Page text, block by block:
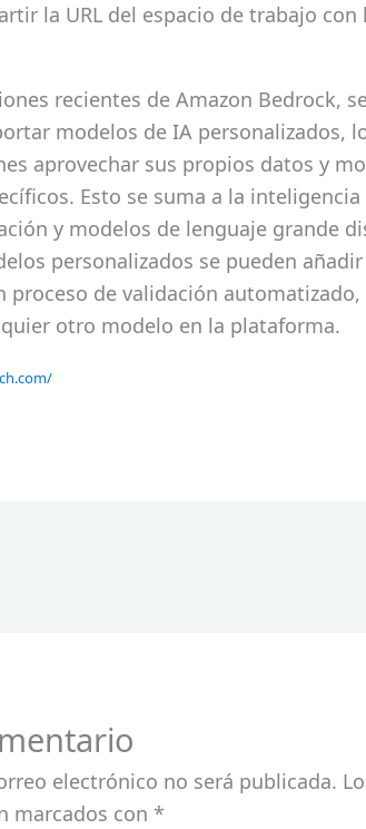
la URL del espacio de trabajo con
recientes de Amazon Bedrock,
modelos de IA personalizados,
aprovechar sus propios datos y
Esto se suma a la inteligencia
y modelos de lenguaje grande
personalizados se pueden
proceso de validación automatizado,
otro modelo en la plataforma.
electrónico no será publicada.
marcados con *